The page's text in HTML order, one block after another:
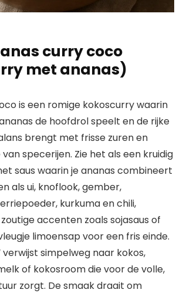
curry coco
met ananas)
is een romige kokoscurry waarin
de hoofdrol speelt en de rijke
brengt met frisse zuren en
specerijen. Zie het als een kruidig
saus waarin je ananas combineert
als ui, knoflook, gember,
kurkuma en chili,
accenten zoals sojasaus of
limoensap voor een fris einde.
verwijst simpelweg naar kokos,
of kokosroom die voor de volle,
zorgt. De smaak draait om